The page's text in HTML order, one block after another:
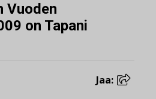
Vuoden
on Tapani
Jaa: